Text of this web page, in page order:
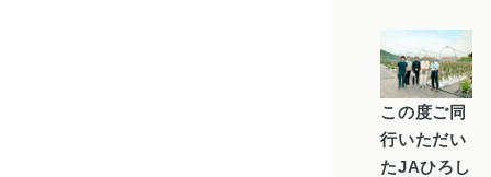
この度ご同
行いただい
たJAひろし